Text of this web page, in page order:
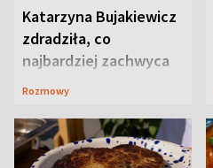
Katarzyna Bujakiewicz
zdradziła, co
najbardziej zachwyca
ją w Lublinie
Rozmowy